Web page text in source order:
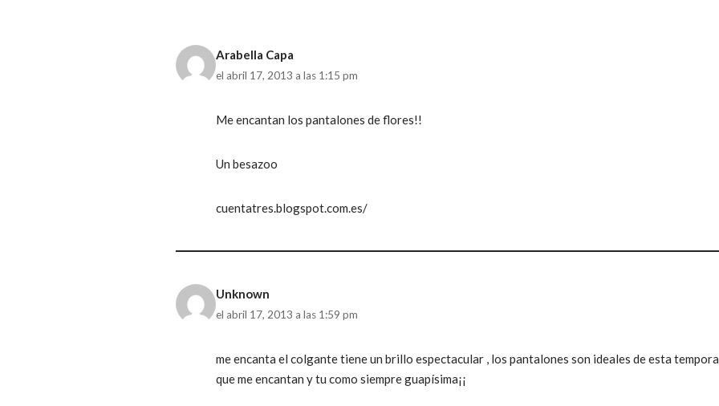
Arabella Capa
el abril 17, 2013 a las 1:15 pm
Me encantan los pantalones de flores!!
Un besazoo
cuentatres.blogspot.com.es/
Unknown
el abril 17, 2013 a las 1:59 pm
me encanta el colgante tiene un brillo espectacular , los pantalones son ideales de esta
que me encantan y tu como siempre guapísima¡¡